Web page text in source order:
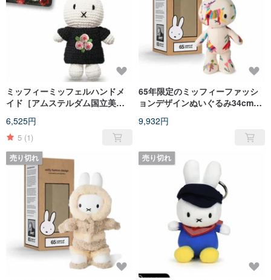
ミッフィーミッフェルハンドメ
イド［アムステルダム国立美術
6,525円
5 (1)
65年限定のミッフィーファッシ
ョンデザインぬいぐるみ34cmテ
9,932円
売り切れ 売り切れ